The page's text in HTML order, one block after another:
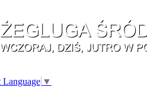
Language ▼